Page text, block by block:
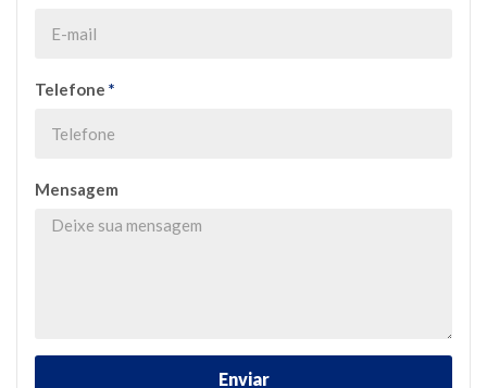
Telefone *
Mensagem